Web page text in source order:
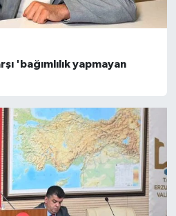
'bağımlılık yapmayan